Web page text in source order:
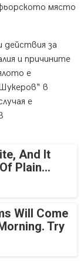
място
за
и причините
е
в
е
And It
Plain...
Will Come
Try